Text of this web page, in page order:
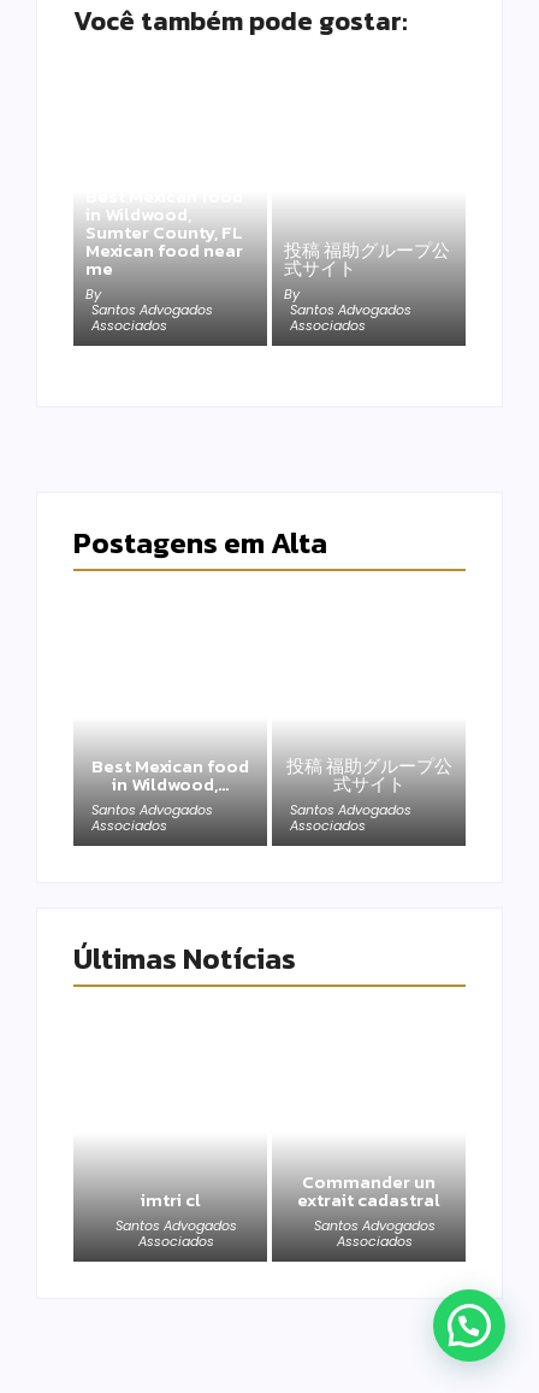
Você também pode gostar:
in Wildwood,
Sumter County, FL
Mexican food near
me
By
Santos Advogados
Associados
投稿 福助グループ公
式サイト
By
Santos Advogados
Associados
Postagens em Alta
Best Mexican food
in Wildwood,…
Santos Advogados
Associados
投稿 福助グループ公
式サイト
Santos Advogados
Associados
Últimas Notícias
imtri cl
Santos Advogados
Associados
Commander un
extrait cadastral
Santos Advogados
Associados